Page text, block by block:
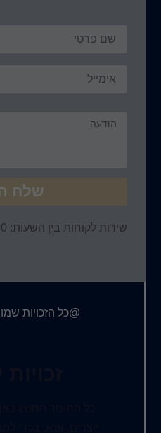
שלח
שירות לקוחות בין השעות: 13:00 – 9:00
@כל הזכויות שמורות 2022-